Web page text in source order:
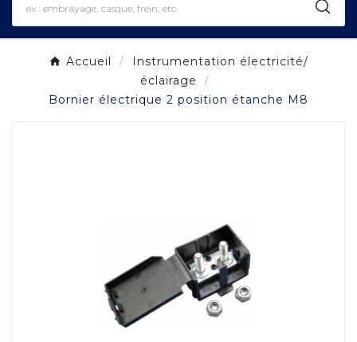
Accueil
Instrumentation électricité/
éclairage
Bornier électrique 2 position étanche M8